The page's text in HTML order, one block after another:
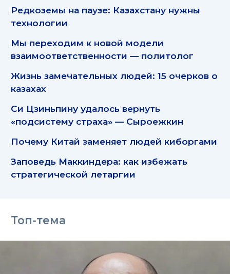
Редкоземы на паузе: Казахстану нужны
технологии
Мы переходим к новой модели
взаимоответственности — политолог
Жизнь замечательных людей: 15 очерков о
казахах
Си Цзиньпину удалось вернуть
«подсистему страха» — Сыроежкин
Почему Китай заменяет людей киборгами
Заповедь Маккиндера: как избежать
стратегической летаргии
Топ-тема